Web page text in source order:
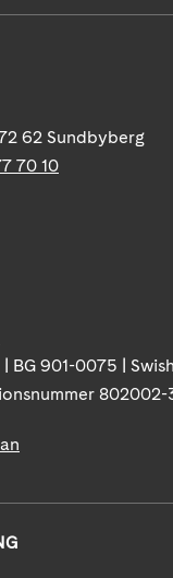
62 Sundbyberg
70 10
BG 901-0075 |